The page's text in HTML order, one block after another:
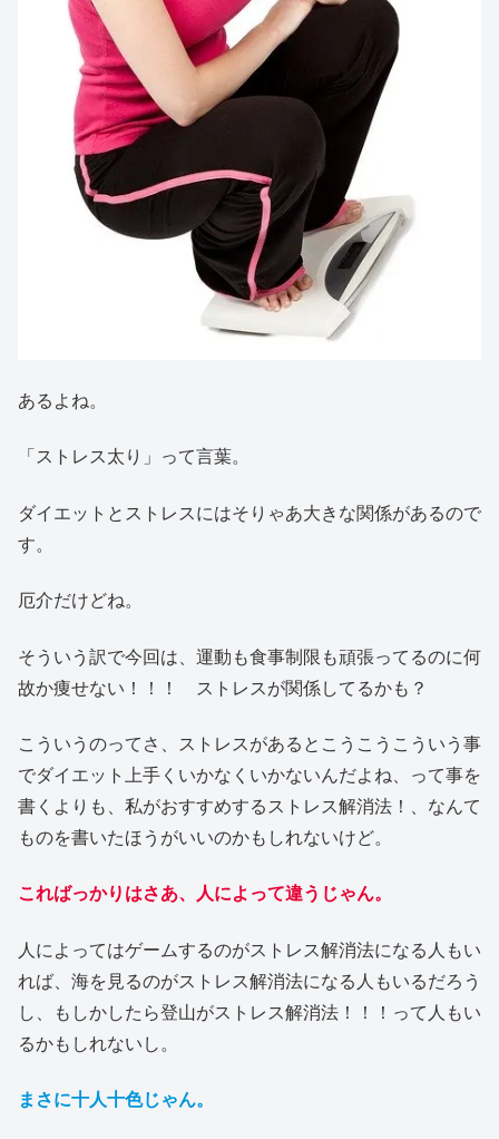
あるよね。
「ストレス太り」って言葉。
ダイエットとストレスにはそりゃあ大きな関係があるので
す。
厄介だけどね。
そういう訳で今回は、運動も食事制限も頑張ってるのに何
故か痩せない！！！ ストレスが関係してるかも？
こういうのってさ、ストレスがあるとこうこうこういう事
でダイエット上手くいかなくいかないんだよね、って事を
書くよりも、私がおすすめするストレス解消法！、なんて
ものを書いたほうがいいのかもしれないけど。
こればっかりはさあ、人によって違うじゃん。
人によってはゲームするのがストレス解消法になる人もい
れば、海を見るのがストレス解消法になる人もいるだろう
し、もしかしたら登山がストレス解消法！！！って人もい
るかもしれないし。
まさに十人十色じゃん。